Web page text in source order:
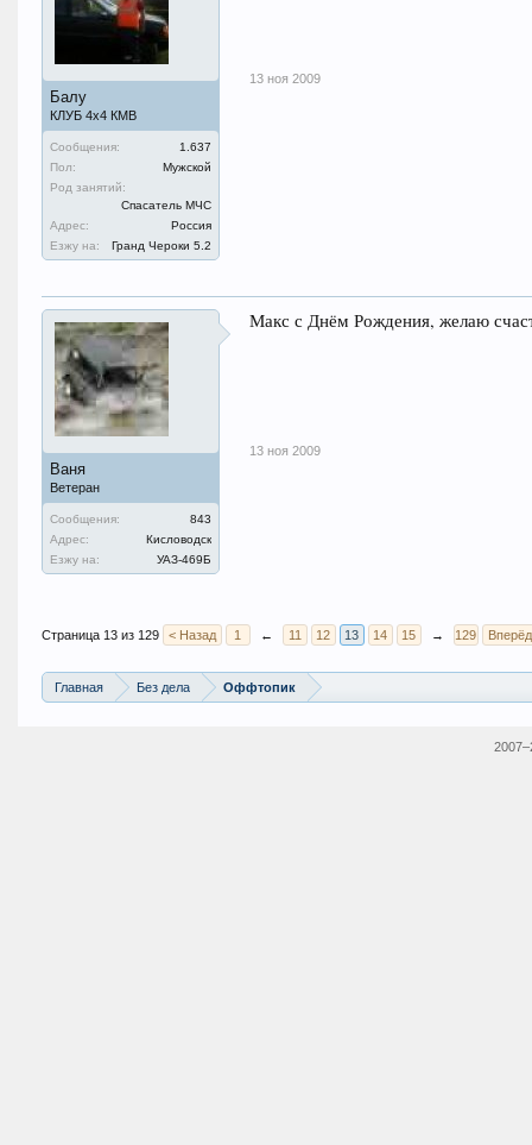
Балу
КЛУБ 4х4 КМВ
Сообщения:
1.637
Пол:
Мужской
Род занятий:
Спасатель МЧС
Адрес:
Россия
Езжу на:
Гранд Чероки 5.2
13 ноя 2009
Ваня
Ветеран
Сообщения:
843
Адрес:
Кисловодск
Езжу на:
УАЗ-469Б
Макс с Днём Рождения, желаю
13 ноя 2009
Страница 13 из 129 < Назад 1 ← 11 12 13 14 15 → 129
Главная Без дела Оффтопик
2007–